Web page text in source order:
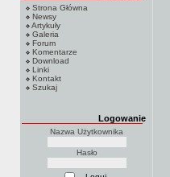
Strona Główna
Newsy
Artykuły
Galeria
Forum
Komentarze
Download
Linki
Kontakt
Szukaj
Logowanie
Nazwa Użytkownika
Hasło